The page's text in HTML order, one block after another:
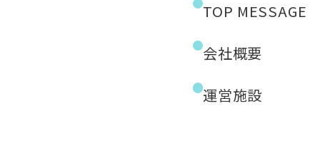
TOP MESSAGE
会社概要
運営施設